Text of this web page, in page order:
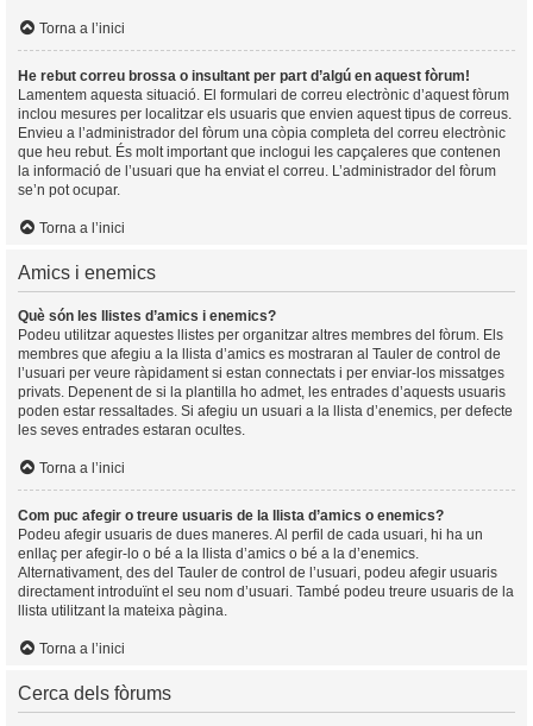
Torna a l’inici
He rebut correu brossa o insultant per part d’algú en aquest fòrum!
Lamentem aquesta situació. El formulari de correu electrònic d’aquest fòrum
inclou mesures per localitzar els usuaris que envien aquest tipus de correus.
Envieu a l’administrador del fòrum una còpia completa del correu electrònic
que heu rebut. És molt important que inclogui les capçaleres que contenen
la informació de l’usuari que ha enviat el correu. L’administrador del fòrum
se’n pot ocupar.
Torna a l’inici
Amics i enemics
Què són les llistes d’amics i enemics?
Podeu utilitzar aquestes llistes per organitzar altres membres del fòrum. Els
membres que afegiu a la llista d’amics es mostraran al Tauler de control de
l’usuari per veure ràpidament si estan connectats i per enviar-los missatges
privats. Depenent de si la plantilla ho admet, les entrades d’aquests usuaris
poden estar ressaltades. Si afegiu un usuari a la llista d’enemics, per defecte
les seves entrades estaran ocultes.
Torna a l’inici
Com puc afegir o treure usuaris de la llista d’amics o enemics?
Podeu afegir usuaris de dues maneres. Al perfil de cada usuari, hi ha un
enllaç per afegir-lo o bé a la llista d’amics o bé a la d’enemics.
Alternativament, des del Tauler de control de l’usuari, podeu afegir usuaris
directament introduïnt el seu nom d’usuari. També podeu treure usuaris de la
llista utilitzant la mateixa pàgina.
Torna a l’inici
Cerca dels fòrums